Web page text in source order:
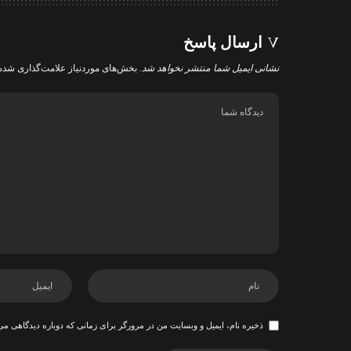
ارسال پاسخ
نشانی ایمیل شما منتشر نخواهد شد. بخش‌های موردنیاز علامت‌گذاری
ذخیره نام، ایمیل و وبسایت من در مرورگر برای زمانی که دوباره دیدگاهی